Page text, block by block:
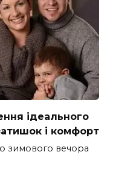
ідеального
і комфорт
зимового вечора